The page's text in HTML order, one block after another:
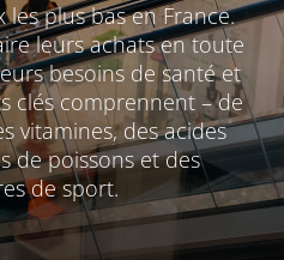
plus bas en France.
leurs achats en toute
besoins de santé et
clés comprennent – de
vitamines, des acides
de poissons et des
de sport.